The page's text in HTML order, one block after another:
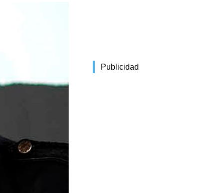
Publicidad